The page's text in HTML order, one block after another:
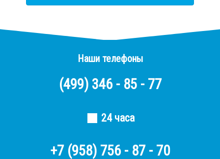
Наши телефоны
(499) 346 - 85 - 77
24 часа
+7 (958) 756 - 87 - 70